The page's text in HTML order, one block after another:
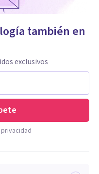
también en
exclusivos